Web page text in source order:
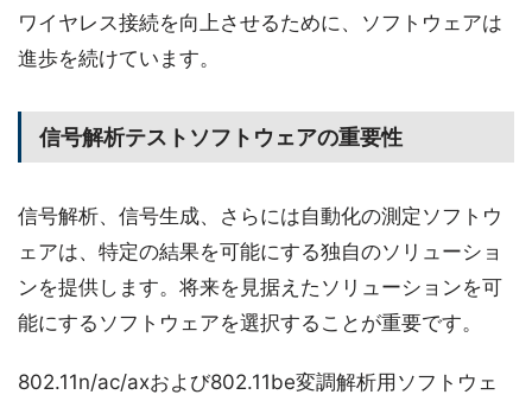
ワイヤレス接続を向上させるために、ソフトウェアは
進歩を続けています。
信号解析テストソフトウェアの重要性
信号解析、信号生成、さらには自動化の測定ソフトウ
ェアは、特定の結果を可能にする独自のソリューショ
ンを提供します。将来を見据えたソリューションを可
能にするソフトウェアを選択することが重要です。
802.11n/ac/axおよび802.11be変調解析用ソフトウェ